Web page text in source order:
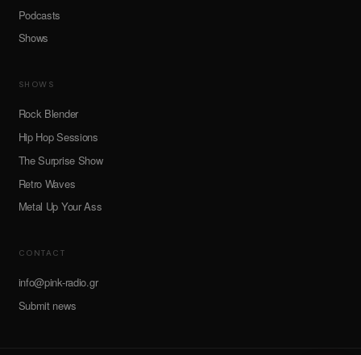
Podcasts
Shows
SHOWS
Rock Blender
Hip Hop Sessions
The Surprise Show
Retro Waves
Metal Up Your Ass
CONTACT
info@pink-radio.gr
Submit news